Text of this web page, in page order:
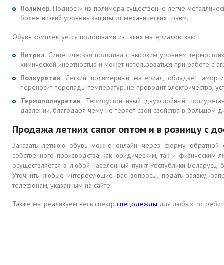
Полимер. Подноски из полимера существенно легче
более низкий уровень защиты от механических травм.
Обувь комплектуется подошвами из таких материалов, как:
Нитрил. Синтетическая подошва с высоким уровнем
химической инертностью и может использоваться при работе с
Полиуретан.Легкий полимерный материал, обладает
переносит перепады температур, не проводит электричество,
Термополиуретан. Термоустойчивый двухслойный
давлении, благодаря чему не теряет свои свойства в большом
Продажа летних сапог оптом и в розницу с
Заказать летнюю обувь можно онлайн через форму
собственного производства как юридическим, так и
осуществляется в любой населенный пункт Республики
Уточнить любые интересующие вас вопросы, подать заявку,
телефонам, указанным на сайте.
Также мы реализуем весь спектр спецодежды для любых